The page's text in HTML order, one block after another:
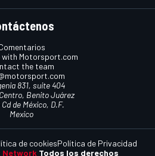
Motorsport.com
the team
831, suite 404
Benito Juárez
de México, D.F.
Mexico
Network Todos los derechos
de cookiesPolítica de Privacidad